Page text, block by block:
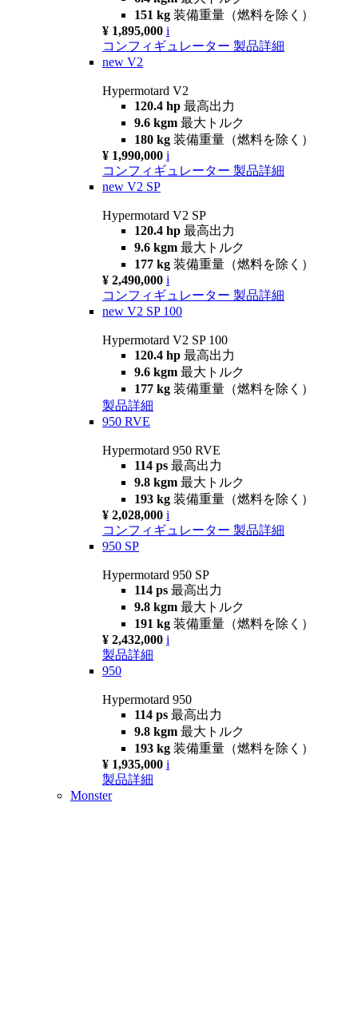
151 kg 装備重量（燃料を除く）
¥ 1,895,000 i
コンフィギュレーター 製品詳細
new V2
Hypermotard V2
120.4 hp 最高出力
9.6 kgm 最大トルク
180 kg 装備重量（燃料を除く）
¥ 1,990,000 i
コンフィギュレーター 製品詳細
new V2 SP
Hypermotard V2 SP
120.4 hp 最高出力
9.6 kgm 最大トルク
177 kg 装備重量（燃料を除く）
¥ 2,490,000 i
コンフィギュレーター 製品詳細
new V2 SP 100
Hypermotard V2 SP 100
120.4 hp 最高出力
9.6 kgm 最大トルク
177 kg 装備重量（燃料を除く）
製品詳細
950 RVE
Hypermotard 950 RVE
114 ps 最高出力
9.8 kgm 最大トルク
193 kg 装備重量（燃料を除く）
¥ 2,028,000 i
コンフィギュレーター 製品詳細
950 SP
Hypermotard 950 SP
114 ps 最高出力
9.8 kgm 最大トルク
191 kg 装備重量（燃料を除く）
¥ 2,432,000 i
製品詳細
950
Hypermotard 950
114 ps 最高出力
9.8 kgm 最大トルク
193 kg 装備重量（燃料を除く）
¥ 1,935,000 i
製品詳細
Monster